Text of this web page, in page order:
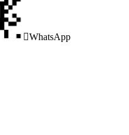
WhatsApp